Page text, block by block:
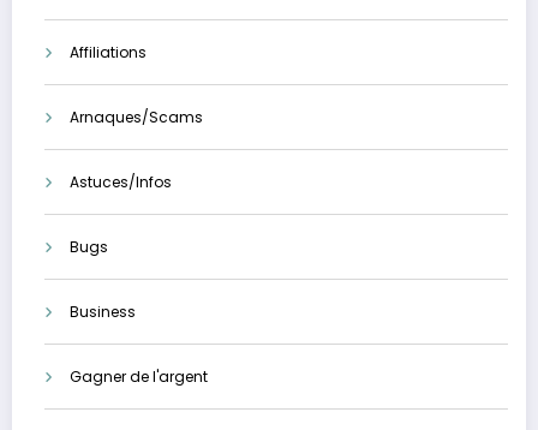
Affiliations
Arnaques/Scams
Astuces/Infos
Bugs
Business
Gagner de l'argent